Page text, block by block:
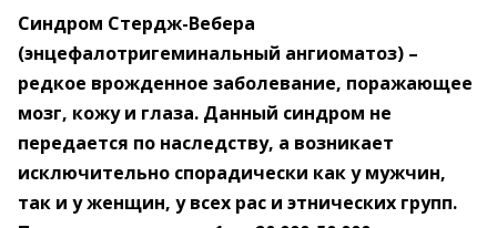
Синдром Стердж-Вебера
(энцефалотригеминальный ангиоматоз) – ​
редкое врожденное заболевание, поражающее
мозг, кожу и глаза. Данный синдром не
передается по наследству, а возникает
исключительно спорадически как у мужчин,
так и у женщин, у всех рас и этнических групп.